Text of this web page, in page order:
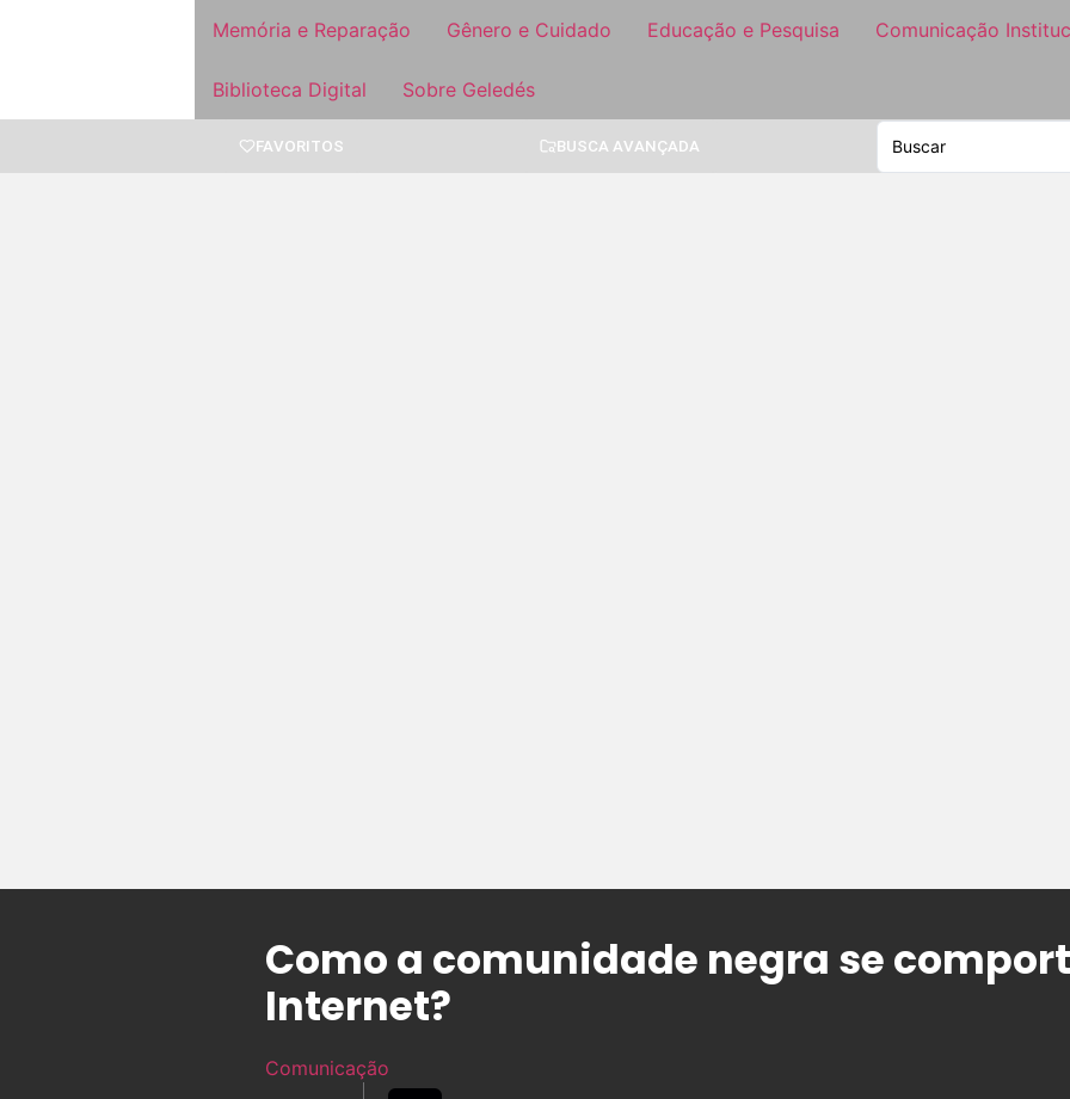
Memória e Reparação Gênero e Cuidado Educação e Pesquisa Comunicação
Biblioteca Digital Sobre Geledés
FAVORITOS BUSCA AVANÇADA
Como a comunidade negra se
Internet?
Comunicação